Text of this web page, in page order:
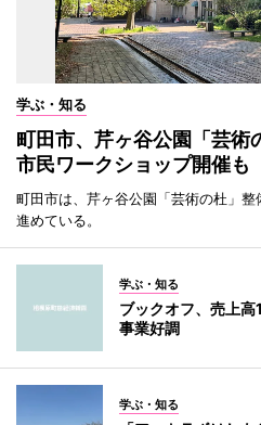
学ぶ・知る
町田市、芹ヶ谷公園「芸
市民ワークショップ開催も
町田市は、芹ヶ谷公園「芸術の杜」
進めている。
学ぶ・知る
ブックオフ、売上
事業好調
学ぶ・知る